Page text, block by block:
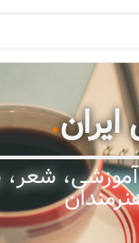
.
شعر،